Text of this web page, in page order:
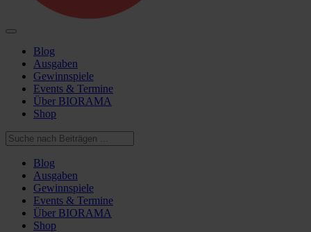
Blog
Ausgaben
Gewinnspiele
Events & Termine
Über BIORAMA
Shop
Blog
Ausgaben
Gewinnspiele
Events & Termine
Über BIORAMA
Shop